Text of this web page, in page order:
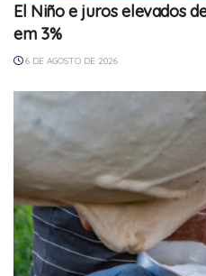
El Niño e juros elevados
em 3%
6 DE AGOSTO DE 2026